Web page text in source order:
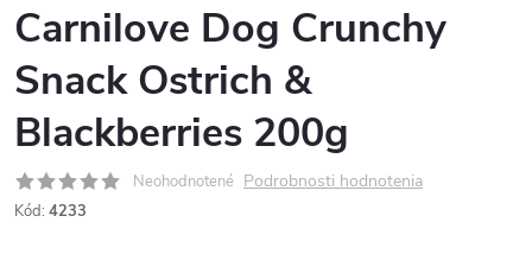
Carnilove Dog Crunchy
Snack Ostrich &
Blackberries 200g
Neohodnotené Podrobnosti hodnotenia
Kód: 4233